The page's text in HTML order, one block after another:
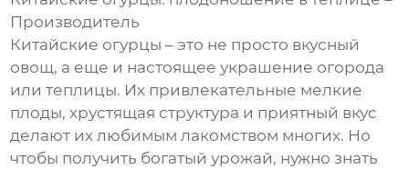
Производитель
Китайские огурцы – это не просто вкусный
овощ, а еще и настоящее украшение огорода
или теплицы. Их привлекательные мелкие
плоды, хрустящая структура и приятный вкус
делают их любимым лакомством многих. Но
чтобы получить богатый урожай, нужно знать